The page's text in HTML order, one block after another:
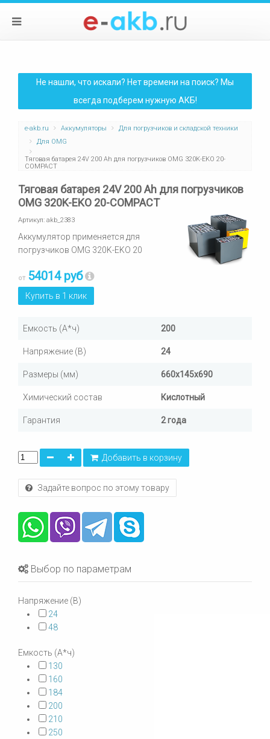
Не нашли, что искали? Нет времени на поиск? Мы
всегда подберем нужную АКБ!
e-akb.ru Аккумуляторы
Для погрузчиков и складской техники
Для OMG
Тяговая батарея 24V 200 Ah для погрузчиков OMG 320K-EKO 20-
COMPACT
Тяговая батарея 24V 200 Ah для погрузчиков
OMG 320K-EKO 20-COMPACT
Артикул: akb_2383
Аккумулятор применяется для
погрузчиков OMG 320K-EKO 20
от 54014 руб
Купить в 1 клик
Емкость (А*ч) 200
Напряжение (В) 24
Размеры (мм) 660х145х690
Химический состав Кислотный
Гарантия 2 года
Добавить в корзину
Задайте вопрос по этому товару
Выбор по параметрам
Напряжение (В)
24
48
Емкость (А*ч)
130
160
184
200
210
250